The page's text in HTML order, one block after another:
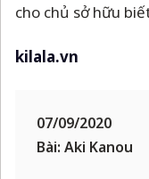
cho chủ sở hữu
kilala.vn
07/09/2020
Bài: Aki Kanou